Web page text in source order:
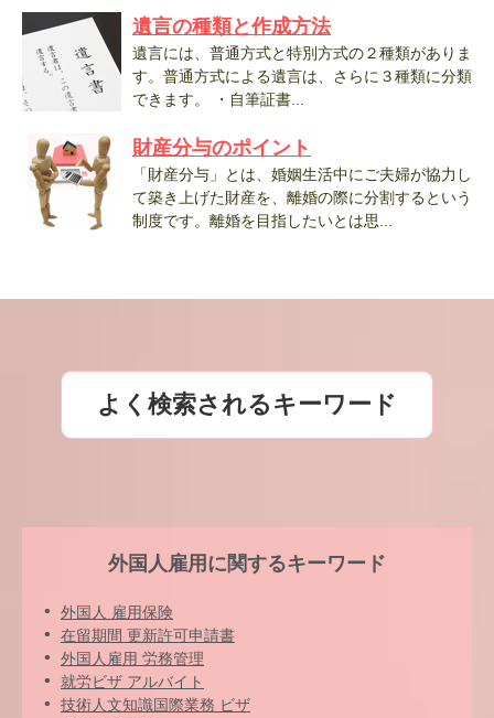
遺言の種類と作成方法
遺言には、普通方式と特別方式の２種類がありま
す。普通方式による遺言は、さらに３種類に分類
できます。 ・自筆証書...
財産分与のポイント
「財産分与」とは、婚姻生活中にご夫婦が協力し
て築き上げた財産を、離婚の際に分割するという
制度です。離婚を目指したいとは思...
よく検索されるキーワード
外国人雇用に関するキーワード
外国人 雇用保険
在留期間 更新許可申請書
外国人雇用 労務管理
就労ビザ アルバイト
技術人文知識国際業務 ビザ